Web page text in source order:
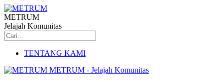
METRUM
Jelajah Komunitas
TENTANG KAMI
METRUM - Jelajah Komunitas